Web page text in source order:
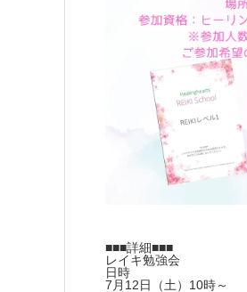
■■■詳細■■■
レイキ勉強会
日時
7月12日（土）10時～